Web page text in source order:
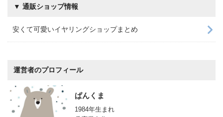
▼ 通販ショップ情報
安くて可愛いイヤリングショップまとめ
運営者のプロフィール
ぱんくま
1984年生まれ